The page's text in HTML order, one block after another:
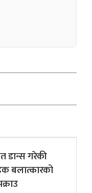
डान्स गरेकी
बलात्कारको